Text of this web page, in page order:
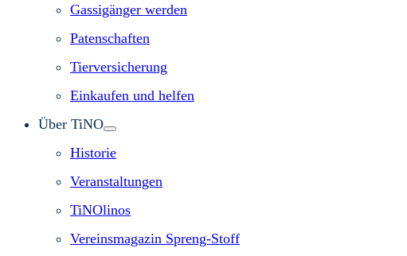
Gassigänger werden
Patenschaften
Tierversicherung
Einkaufen und helfen
Über TiNO
Historie
Veranstaltungen
TiNOlinos
Vereinsmagazin Spreng-Stoff